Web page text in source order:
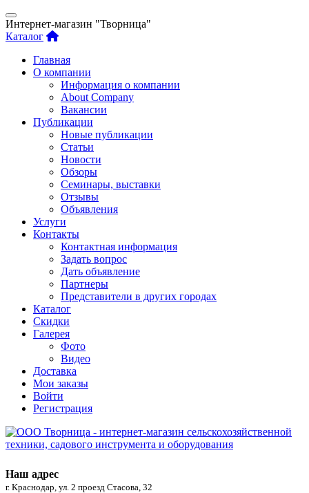
Интернет-магазин "Творница"
Каталог
Главная
О компании
Информация о компании
About Company
Вакансии
Публикации
Новые публикации
Статьи
Новости
Обзоры
Семинары, выставки
Отзывы
Объявления
Услуги
Контакты
Контактная информация
Задать вопрос
Дать объявление
Партнеры
Представители в других городах
Каталог
Скидки
Галерея
Фото
Видео
Доставка
Мои заказы
Войти
Регистрация
Наш адрес
г. Краснодар, ул. 2 проезд Стасова, 32